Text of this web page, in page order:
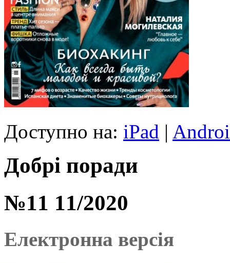
Доступно на: iPad |
Добрі поради
№11 11/2020
Електронна версія